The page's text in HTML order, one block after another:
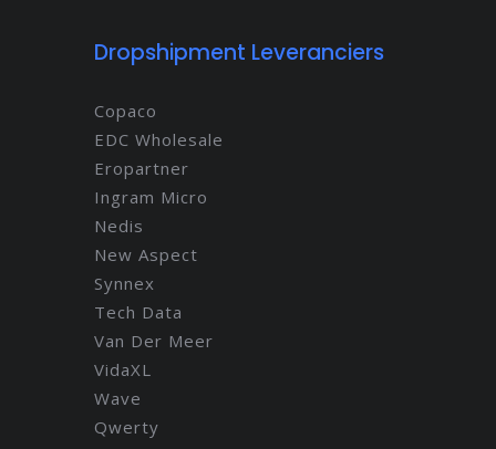
Dropshipment Leveranciers
Copaco
EDC Wholesale
Eropartner
Ingram Micro
Nedis
New Aspect
Synnex
Tech Data
Van Der Meer
VidaXL
Wave
Qwerty